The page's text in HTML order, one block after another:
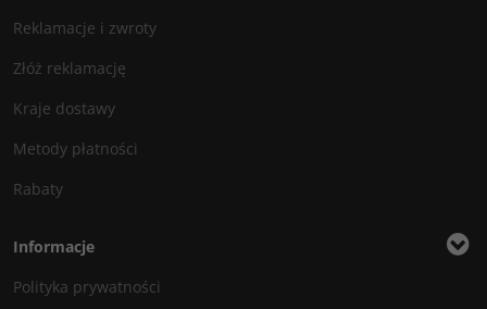
Reklamacje i zwroty
Złóż reklamację
Kraje dostawy
Metody płatności
Rabaty
Informacje
Polityka prywatności